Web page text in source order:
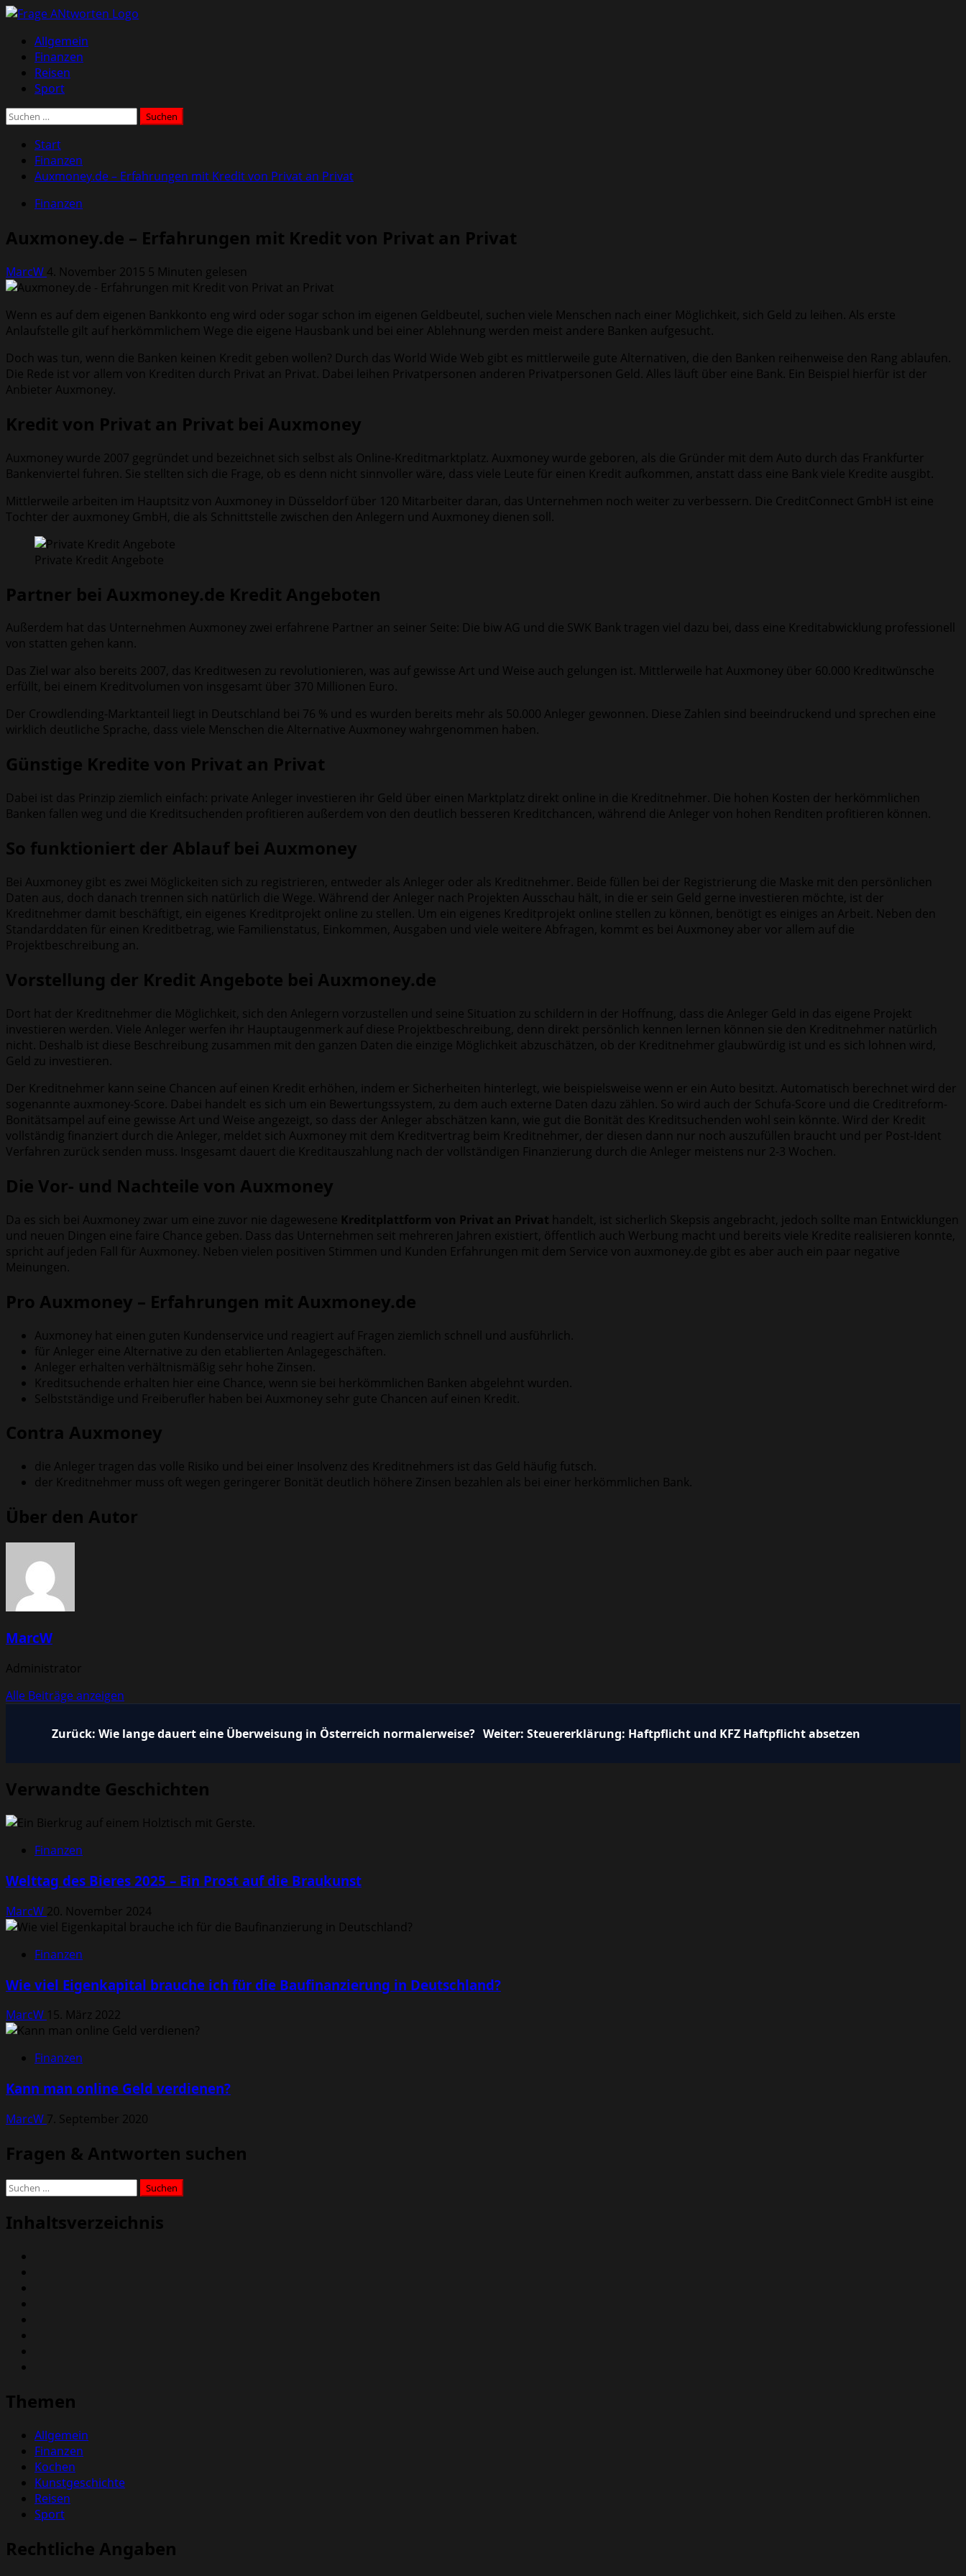
Zum
springen
Primäres
Menü
Allgemein
Finanzen
Reisen
Sport
Suchen
Start
Finanzen
Auxmoney.de – Erfahrungen mit Kredit von Privat an Privat
Finanzen
Auxmoney.de – Erfahrungen mit Kredit von Privat an Privat
MarcW 4. November 2015 5 Minuten gelesen
Wenn es auf dem eigenen Bankkonto eng wird oder sogar schon im eigenen Geldbeutel, suchen viele Menschen nach einer Möglichkeit, sich Geld zu leihen. Als erste
Anlaufstelle gilt auf herkömmlichem Wege die eigene Hausbank und bei einer Ablehnung werden meist andere Banken aufgesucht.
Doch was tun, wenn die Banken keinen Kredit geben wollen? Durch das World Wide Web gibt es mittlerweile gute Alternativen, die den Banken reihenweise den Rang ablaufen.
Die Rede ist vor allem von Krediten durch Privat an Privat. Dabei leihen Privatpersonen anderen Privatpersonen Geld. Alles läuft über eine Bank. Ein Beispiel hierfür ist der
Anbieter Auxmoney.
Kredit von Privat an Privat bei Auxmoney
Auxmoney wurde 2007 gegründet und bezeichnet sich selbst als Online-Kreditmarktplatz. Auxmoney wurde geboren, als die Gründer mit dem Auto durch das Frankfurter
Bankenviertel fuhren. Sie stellten sich die Frage, ob es denn nicht sinnvoller wäre, dass viele Leute für einen Kredit aufkommen, anstatt dass eine Bank viele Kredite ausgibt.
Mittlerweile arbeiten im Hauptsitz von Auxmoney in Düsseldorf über 120 Mitarbeiter daran, das Unternehmen noch weiter zu verbessern. Die CreditConnect GmbH ist eine
Tochter der auxmoney GmbH, die als Schnittstelle zwischen den Anlegern und Auxmoney dienen soll.
Private Kredit Angebote
Partner bei Auxmoney.de Kredit Angeboten
Außerdem hat das Unternehmen Auxmoney zwei erfahrene Partner an seiner Seite: Die biw AG und die SWK Bank tragen viel dazu bei, dass eine Kreditabwicklung professionell
von statten gehen kann.
Das Ziel war also bereits 2007, das Kreditwesen zu revolutionieren, was auf gewisse Art und Weise auch gelungen ist. Mittlerweile hat Auxmoney über 60.000 Kreditwünsche
erfüllt, bei einem Kreditvolumen von insgesamt über 370 Millionen Euro.
Der Crowdlending-Marktanteil liegt in Deutschland bei 76 % und es wurden bereits mehr als 50.000 Anleger gewonnen. Diese Zahlen sind beeindruckend und sprechen eine
wirklich deutliche Sprache, dass viele Menschen die Alternative Auxmoney wahrgenommen haben.
Günstige Kredite von Privat an Privat
Dabei ist das Prinzip ziemlich einfach: private Anleger investieren ihr Geld über einen Marktplatz direkt online in die Kreditnehmer. Die hohen Kosten der herkömmlichen
Banken fallen weg und die Kreditsuchenden profitieren außerdem von den deutlich besseren Kreditchancen, während die Anleger von hohen Renditen profitieren können.
So funktioniert der Ablauf bei Auxmoney
Bei Auxmoney gibt es zwei Möglickeiten sich zu registrieren, entweder als Anleger oder als Kreditnehmer. Beide füllen bei der Registrierung die Maske mit den persönlichen
Daten aus, doch danach trennen sich natürlich die Wege. Während der Anleger nach Projekten Ausschau hält, in die er sein Geld gerne investieren möchte, ist der
Kreditnehmer damit beschäftigt, ein eigenes Kreditprojekt online zu stellen. Um ein eigenes Kreditprojekt online stellen zu können, benötigt es einiges an Arbeit. Neben den
Standarddaten für einen Kreditbetrag, wie Familienstatus, Einkommen, Ausgaben und viele weitere Abfragen, kommt es bei Auxmoney aber vor allem auf die
Projektbeschreibung an.
Vorstellung der Kredit Angebote bei Auxmoney.de
Dort hat der Kreditnehmer die Möglichkeit, sich den Anlegern vorzustellen und seine Situation zu schildern in der Hoffnung, dass die Anleger Geld in das eigene Projekt
investieren werden. Viele Anleger werfen ihr Hauptaugenmerk auf diese Projektbeschreibung, denn direkt persönlich kennen lernen können sie den Kreditnehmer natürlich
nicht. Deshalb ist diese Beschreibung zusammen mit den ganzen Daten die einzige Möglichkeit abzuschätzen, ob der Kreditnehmer glaubwürdig ist und es sich lohnen wird,
Geld zu investieren.
Der Kreditnehmer kann seine Chancen auf einen Kredit erhöhen, indem er Sicherheiten hinterlegt, wie beispielsweise wenn er ein Auto besitzt. Automatisch berechnet wird der
sogenannte auxmoney-Score. Dabei handelt es sich um ein Bewertungssystem, zu dem auch externe Daten dazu zählen. So wird auch der Schufa-Score und die Creditreform-
Bonitätsampel auf eine gewisse Art und Weise angezeigt, so dass der Anleger abschätzen kann, wie gut die Bonität des Kreditsuchenden wohl sein könnte. Wird der Kredit
vollständig finanziert durch die Anleger, meldet sich Auxmoney mit dem Kreditvertrag beim Kreditnehmer, der diesen dann nur noch auszufüllen braucht und per Post-Ident
Verfahren zurück senden muss. Insgesamt dauert die Kreditauszahlung nach der vollständigen Finanzierung durch die Anleger meistens nur 2-3 Wochen.
Die Vor- und Nachteile von Auxmoney
Da es sich bei Auxmoney zwar um eine zuvor nie dagewesene Kreditplattform von Privat an Privat handelt, ist sicherlich Skepsis angebracht, jedoch sollte man Entwicklungen
und neuen Dingen eine faire Chance geben. Dass das Unternehmen seit mehreren Jahren existiert, öffentlich auch Werbung macht und bereits viele Kredite realisieren konnte,
spricht auf jeden Fall für Auxmoney. Neben vielen positiven Stimmen und Kunden Erfahrungen mit dem Service von auxmoney.de gibt es aber auch ein paar negative
Meinungen.
Pro Auxmoney – Erfahrungen mit Auxmoney.de
Auxmoney hat einen guten Kundenservice und reagiert auf Fragen ziemlich schnell und ausführlich.
für Anleger eine Alternative zu den etablierten Anlagegeschäften.
Anleger erhalten verhältnismäßig sehr hohe Zinsen.
Kreditsuchende erhalten hier eine Chance, wenn sie bei herkömmlichen Banken abgelehnt wurden.
Selbstständige und Freiberufler haben bei Auxmoney sehr gute Chancen auf einen Kredit.
Contra Auxmoney
die Anleger tragen das volle Risiko und bei einer Insolvenz des Kreditnehmers ist das Geld häufig futsch.
der Kreditnehmer muss oft wegen geringerer Bonität deutlich höhere Zinsen bezahlen als bei einer herkömmlichen Bank.
Über den Autor
MarcW
Administrator
Alle Beiträge anzeigen
Beitragsnavigation
Zurück: Wie lange dauert eine Überweisung in Österreich normalerweise? Weiter: Steuererklärung: Haftpflicht und KFZ Haftpflicht absetzen
Verwandte Geschichten
Finanzen
Welttag des Bieres 2025 – Ein Prost auf die Braukunst
MarcW 20. November 2024
Finanzen
Wie viel Eigenkapital brauche ich für die Baufinanzierung in Deutschland?
MarcW 15. März 2022
Finanzen
Kann man online Geld verdienen?
MarcW 7. September 2020
Fragen & Antworten suchen
Suchen
nach:
Inhaltsverzeichnis
Themen
Allgemein
Finanzen
Kochen
Kunstgeschichte
Reisen
Sport
Rechtliche Angaben